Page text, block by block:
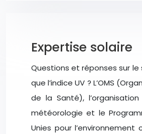
Expertise solaire
Questions et réponses sur le
que l’indice UV ? L’OMS
de la Santé),
météorologie et le
Unies pour